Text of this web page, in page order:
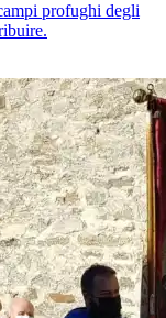
profughi degli